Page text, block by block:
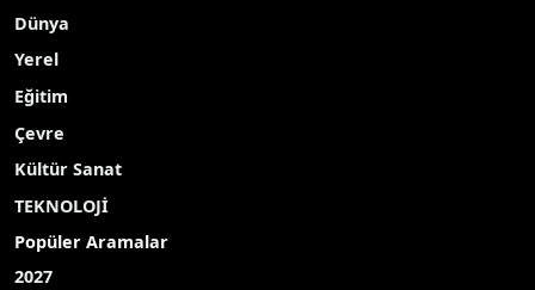
Dünya
Yerel
Eğitim
Çevre
Kültür Sanat
TEKNOLOJİ
Popüler Aramalar
2027